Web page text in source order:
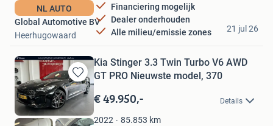
NL AUTO
Financiering mogelijk
Dealer onderhouden
Alle milieu/emissie zones
Global Automotive BV
Heerhugowaard
21 jul 26
Bewaren
in
Mijn
Favorieten
Kia Stinger 3.3 Twin Turbo V6 AWD
GT PRO Nieuwste model, 370
€ 49.950,- Details
2022 85.853 km